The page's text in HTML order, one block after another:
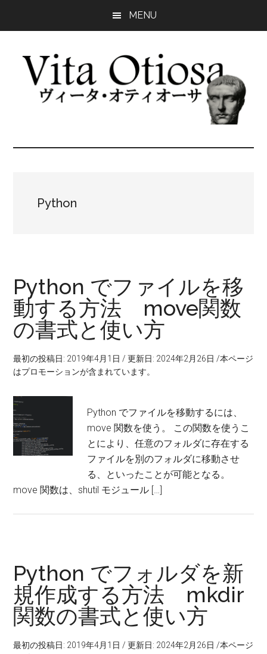
content
sidebar
MENU
Vita
ー
タ・
オ
テ
ィ
オ
ー
サ
知
中
に。
Python
Python でファイルを移
動する方法 move関数
の書式と使い方
最初の投稿日: 2019年4月1日 /更新日: 2024年2月26日 /本ページ
はプロモーションが含まれています。
Python でファイルを移動するには、
move 関数を使う。 この関数を使うこ
とにより、任意のフォルダに存在する
ファイルを別のフォルダに移動させ
る、といったことが可能となる。
move 関数は、shutil モジュール […]
Python でフォルダを新
規作成する方法 mkdir
関数の書式と使い方
最初の投稿日: 2019年4月1日 /更新日: 2024年2月26日 /本ページ